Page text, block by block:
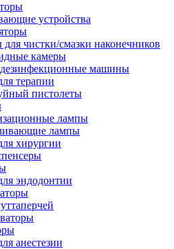
устройства
чистки/смазки наконечников
камеры
машины
терапии
пистолеты
лампы
лампы
хирургии
эндодонтии
анестезии